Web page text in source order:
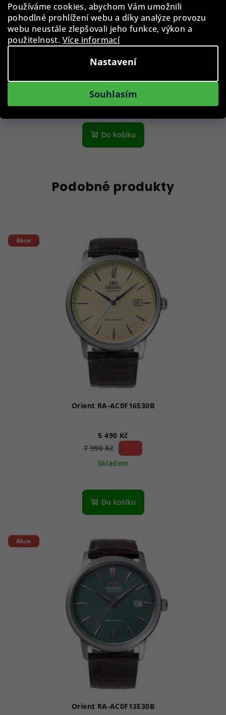
Používáme cookies, abychom Vám umožnili
pohodlné prohlížení webu a díky analýze provozu
webu neustále zlepšovali jeho funkce, výkon a
použitelnost. Více informací
Nastavení
Souhlasím
2 390 Kč
Skladem
Do košíku
Podobné produkty
Akce
Orient RA-AC0F16S30B
5 490 Kč
7 990 Kč
Skladem
Do košíku
Akce
Orient RA-AC0F13E30B